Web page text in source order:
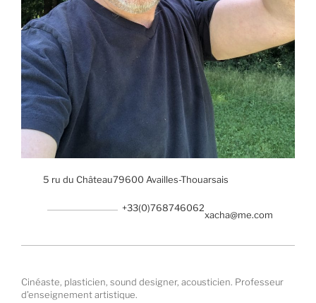
5 ru du Château79600 Availles-Thouarsais
+33(0)768746062
xacha@me.com
Cinéaste, plasticien, sound designer, acousticien. Professeur
d’enseignement artistique.